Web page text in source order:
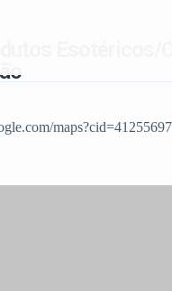
Esotéricos/